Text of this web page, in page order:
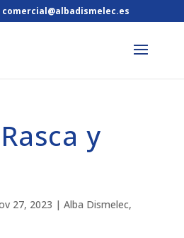
comercial@albadismelec.es
y
27, 2023 | Alba Dismelec,